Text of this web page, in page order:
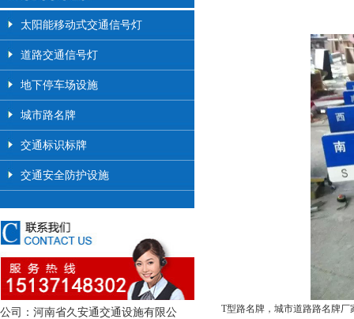
太阳能移动式交通信号灯
道路交通信号灯
地下停车场设施
城市路名牌
交通标识标牌
交通安全防护设施
公司：河南省久安通交通设施有限公
T型路名牌，城市道路路名牌厂